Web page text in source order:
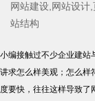
网站建设,网站设计
站结构
小编接触过不少企业建站
讲求怎么样美观；怎么样
度要快，往往这样导致了